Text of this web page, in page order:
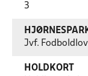
3
Jvf.
HOLDKORT